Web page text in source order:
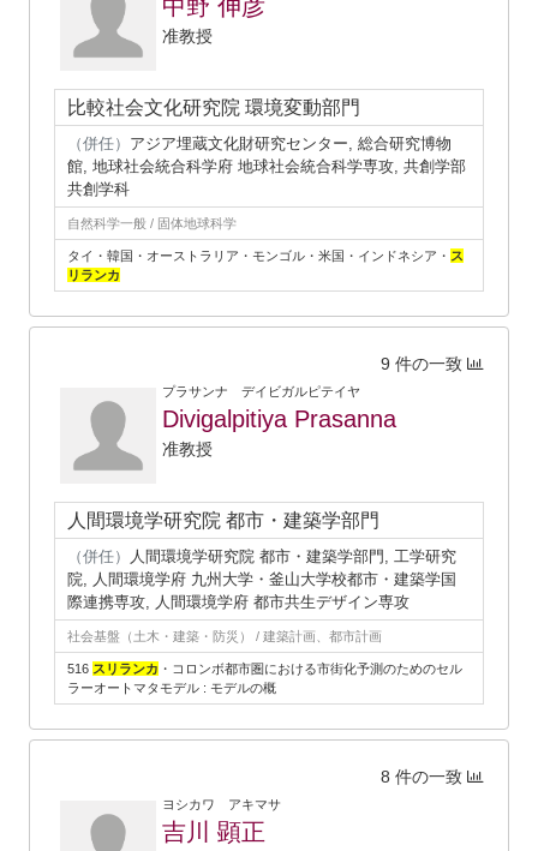
中野 伸彦
准教授
比較社会文化研究院 環境変動部門
（併任） アジア埋蔵文化財研究センター, 総合研究博物
館, 地球社会統合科学府 地球社会統合科学専攻, 共創学部
共創学科
自然科学一般 / 固体地球科学
タイ・韓国・オーストラリア・モンゴル・米国・インドネシア・ ス
リランカ
9 件の一致
プラサンナ デイビガルピテイヤ
Divigalpitiya Prasanna
准教授
人間環境学研究院 都市・建築学部門
（併任）
人間環境学研究院 都市・建築学部門, 工学研究
院, 人間環境学府 九州大学・釜山大学校都市・建築学国
際連携専攻, 人間環境学府 都市共生デザイン専攻
社会基盤（土木・建築・防災） / 建築計画、都市計画
516 スリランカ ・コロンボ都市圏における市街化予測のためのセル
ラーオートマタモデル : モデルの概
8 件の一致
ヨシカワ アキマサ
吉川 顕正